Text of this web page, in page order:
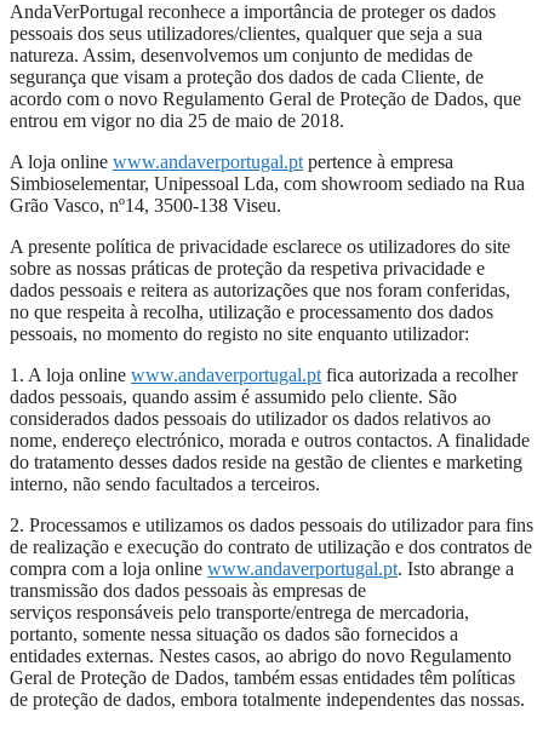
AndaVerPortugal reconhece a importância de proteger os dados
pessoais dos seus utilizadores/clientes, qualquer que seja a sua
natureza. Assim, desenvolvemos um conjunto de medidas de
segurança que visam a proteção dos dados de cada Cliente, de
acordo com o novo Regulamento Geral de Proteção de Dados, que
entrou em vigor no dia 25 de maio de 2018.
A loja online www.andaverportugal.pt pertence à empresa
Simbioselementar, Unipessoal Lda, com showroom sediado na Rua
Grão Vasco, nº14, 3500-138 Viseu.
A presente política de privacidade esclarece os utilizadores do site
sobre as nossas práticas de proteção da respetiva privacidade e
dados pessoais e reitera as autorizações que nos foram conferidas,
no que respeita à recolha, utilização e processamento dos dados
pessoais, no momento do registo no site enquanto utilizador:
1. A loja online www.andaverportugal.pt fica autorizada a recolher
dados pessoais, quando assim é assumido pelo cliente. São
considerados dados pessoais do utilizador os dados relativos ao
nome, endereço electrónico, morada e outros contactos. A finalidade
do tratamento desses dados reside na gestão de clientes e marketing
interno, não sendo facultados a terceiros.
2. Processamos e utilizamos os dados pessoais do utilizador para fins
de realização e execução do contrato de utilização e dos contratos de
compra com a loja online www.andaverportugal.pt. Isto abrange a
transmissão dos dados pessoais às empresas de
serviços responsáveis pelo transporte/entrega de mercadoria,
portanto, somente nessa situação os dados são fornecidos a
entidades externas. Nestes casos, ao abrigo do novo Regulamento
Geral de Proteção de Dados, também essas entidades têm políticas
de proteção de dados, embora totalmente independentes das nossas.